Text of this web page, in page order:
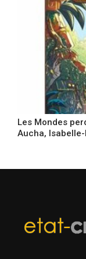
Les Mondes
Aucha,